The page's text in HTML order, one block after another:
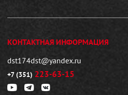
КОНТАКТНАЯ ИНФОРМАЦИЯ
dst174dst@yandex.ru
+7 (351) 223-63-15